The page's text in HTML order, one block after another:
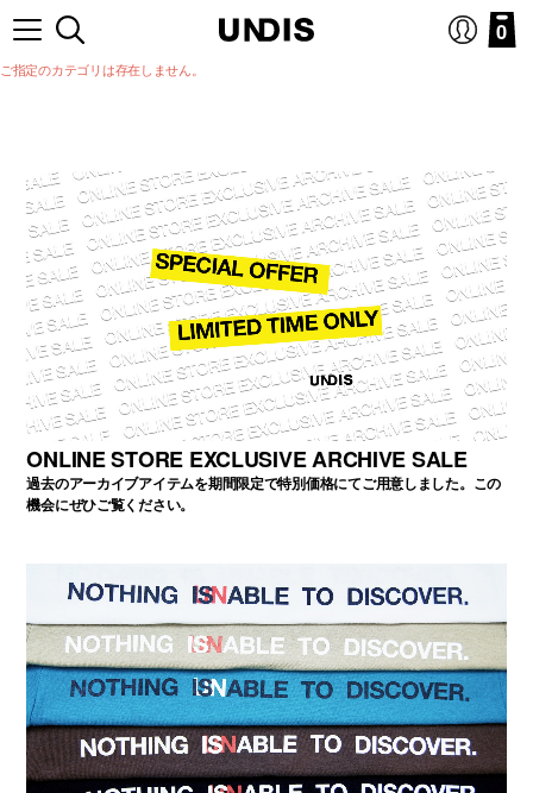
0
ご指定のカテゴリは存在しません。
ONLINE STORE EXCLUSIVE ARCHIVE SALE
過去のアーカイブアイテムを期間限定で特別価格にてご用意しました。この
機会にぜひご覧ください。